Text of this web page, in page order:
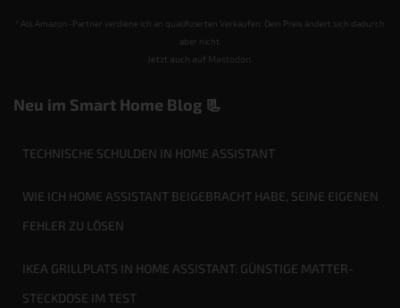
* Als Amazon-Partner verdiene ich an qualifizierten Verkäufen. Dein Preis ändert sich dadurch
aber nicht.
Jetzt auch auf Mastodon
Neu im Smart Home Blog 📃
TECHNISCHE SCHULDEN IN HOME ASSISTANT
WIE ICH HOME ASSISTANT BEIGEBRACHT HABE, SEINE EIGENEN
FEHLER ZU LÖSEN
IKEA GRILLPLATS IN HOME ASSISTANT: GÜNSTIGE MATTER-
STECKDOSE IM TEST